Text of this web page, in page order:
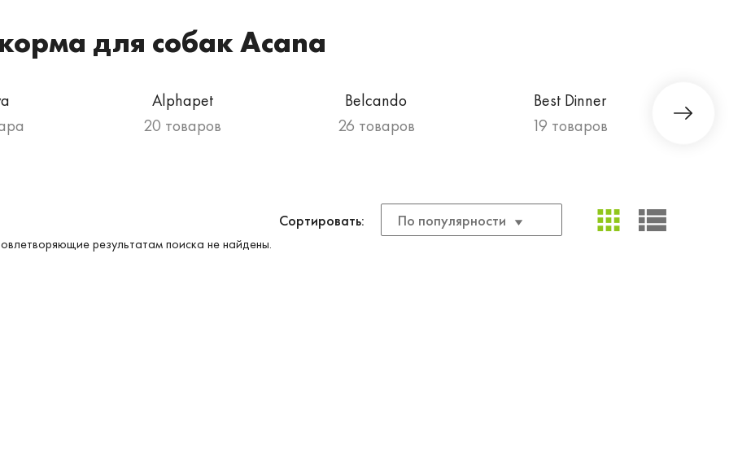
для собак Acana
Alphapet
20 товаров
Belcando
26 товаров
Best Dinner
19 товаров
Сортировать: По популярности
результатам поиска не найдены.